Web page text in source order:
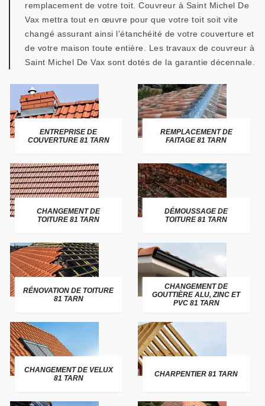
remplacement de votre toit. Couvreur à Saint Michel De
Vax mettra tout en œuvre pour que votre toit soit vite
changé assurant ainsi l’étanchéité de votre couverture et
de votre maison toute entière. Les travaux de couvreur à
Saint Michel De Vax sont dotés de la garantie décennale.
ENTREPRISE DE
COUVERTURE 81 TARN
REMPLACEMENT DE
FAITAGE 81 TARN
CHANGEMENT DE
TOITURE 81 TARN
DÉMOUSSAGE DE
TOITURE 81 TARN
RÉNOVATION DE TOITURE
81 TARN
CHANGEMENT DE
GOUTTIÈRE ALU, ZINC ET
PVC 81 TARN
CHANGEMENT DE VELUX
81 TARN
CHARPENTIER 81 TARN